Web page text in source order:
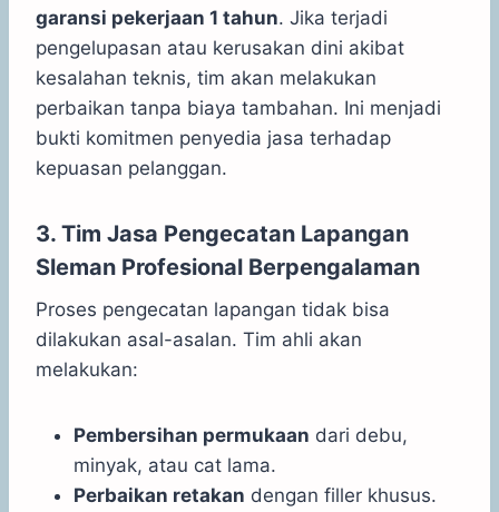
garansi pekerjaan 1 tahun. Jika terjadi
pengelupasan atau kerusakan dini akibat
kesalahan teknis, tim akan melakukan
perbaikan tanpa biaya tambahan. Ini menjadi
bukti komitmen penyedia jasa terhadap
kepuasan pelanggan.
3. Tim Jasa Pengecatan Lapangan
Sleman Profesional Berpengalaman
Proses pengecatan lapangan tidak bisa
dilakukan asal-asalan. Tim ahli akan
melakukan:
Pembersihan permukaan dari debu,
minyak, atau cat lama.
Perbaikan retakan dengan filler khusus.